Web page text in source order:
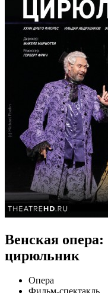
Венская
цирюльник
Опера